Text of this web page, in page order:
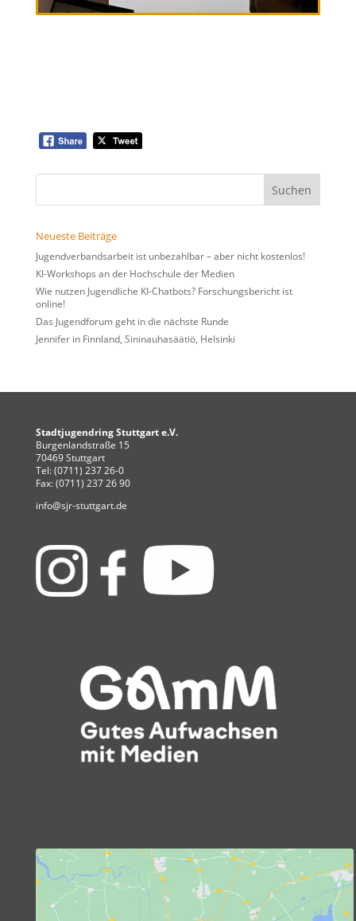
Neueste Beiträge
Jugendverbandsarbeit ist unbezahlbar – aber nicht kostenlos!
KI-Workshops an der Hochschule der Medien
Wie nutzen Jugendliche KI-Chatbots? Forschungsbericht ist
online!
Das Jugendforum geht in die nächste Runde
Jennifer in Finnland, Sininauhasäätiö, Helsinki
Stadtjugendring Stuttgart e.V.
Burgenlandstraße 15
70469 Stuttgart
Tel: (0711) 237 26-0
Fax: (0711) 237 26 90
info@sjr-stuttgart.de